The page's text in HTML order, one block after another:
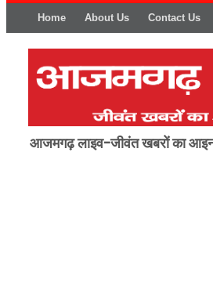
Home About Us Contact Us
आजमगढ़ लाइव-जीवंत खबरों का